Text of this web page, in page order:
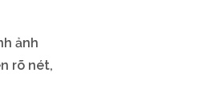
ảnh
rõ nét,